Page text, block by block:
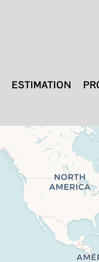
ESTIMATION